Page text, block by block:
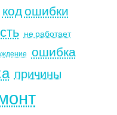
код ошибки
не работает
ошибка
причины